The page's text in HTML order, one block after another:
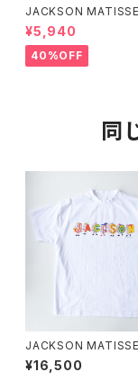
JACKSON
SON MATISSE Tee"
¥5,940
40%OFF
同
JACKSON
n Tee"
¥16,500